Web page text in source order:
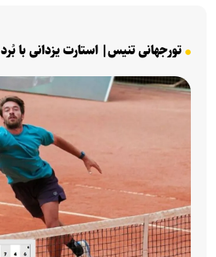
تورجهانی تنیس| استارت یزدانی با بُرد